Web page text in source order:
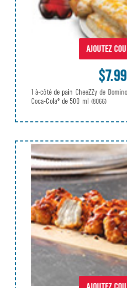
AJOUTEZ
$7.99
1 à-côté de pain CheeZZy de
Coca-Cola® de 500 ml (8066)